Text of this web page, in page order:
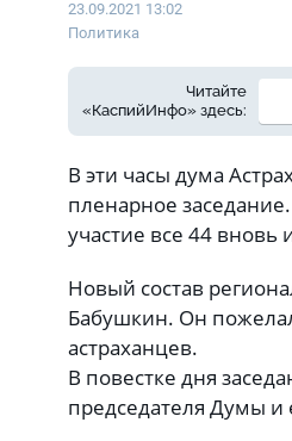
23.09.2021 13:02
Политика
Читайте
«КаспийИнфо» здесь:
В эти часы дума
пленарное
участие все 44 вновь
Новый состав
Бабушкин. Он
астраханцев.
В повестке дня
председателя Думы и